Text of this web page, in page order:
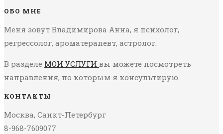
ОБО МНЕ
Меня зовут Владимирова Анна, я психолог,
регрессолог, ароматерапевт, астролог.
В разделе МОИ УСЛУГИ вы можете посмотреть
направления, по которым я консультирую.
КОНТАКТЫ
Москва, Санкт-Петербург
8-968-7609077